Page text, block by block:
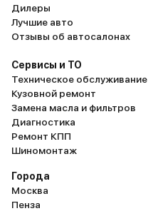
Дилеры
Лучшие авто
Отзывы об автосалонах
Сервисы и ТО
Техническое обслуживание
Кузовной ремонт
Замена масла и фильтров
Диагностика
Ремонт КПП
Шиномонтаж
Города
Москва
Пенза